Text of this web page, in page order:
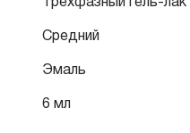
Трехфазный гель-лак
Средний
Эмаль
6 мл